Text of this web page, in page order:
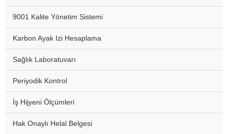
9001 Kalite Yönetim Sistemi
Karbon Ayak Izi Hesaplama
Sağlık Laboratuvarı
Periyodik Kontrol
İş Hijyeni Ölçümleri
Hak Onaylı Helal Belgesi